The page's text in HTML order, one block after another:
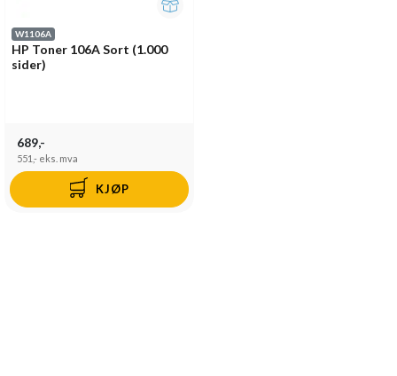
W1106A
HP Toner 106A Sort (1.000
sider)
689,-
551,- eks. mva
KJØP